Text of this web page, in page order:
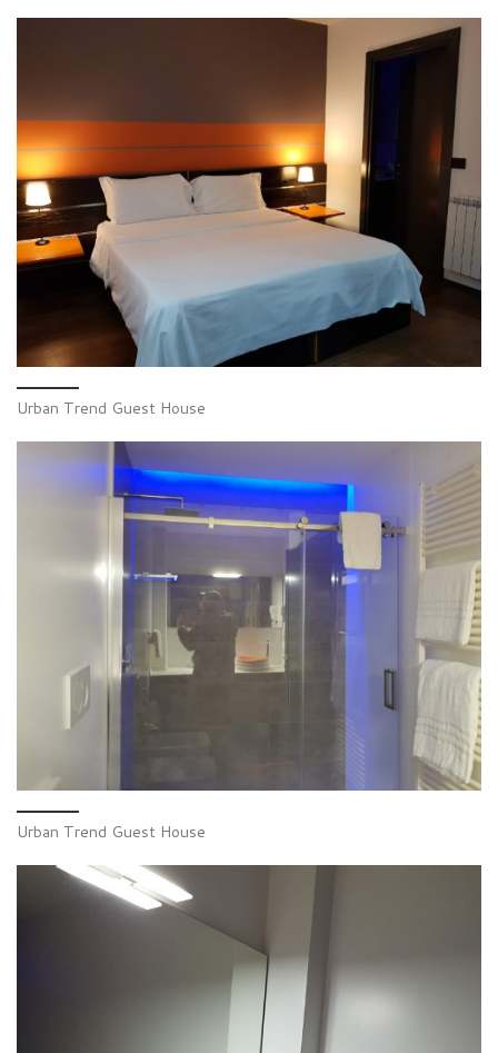
Urban Trend Guest House
Urban Trend Guest House